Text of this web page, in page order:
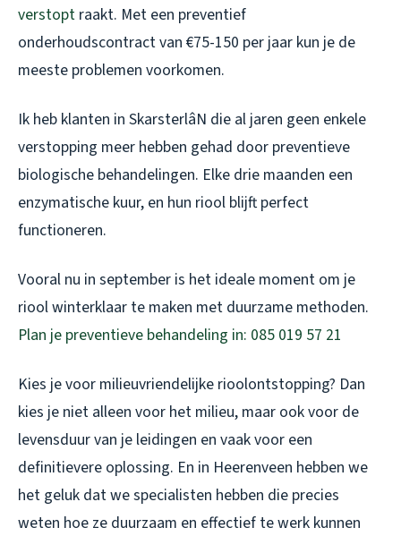
verstopt raakt. Met een preventief
onderhoudscontract van €75-150 per jaar kun je de
meeste problemen voorkomen.
Ik heb klanten in SkarsterlâN die al jaren geen enkele
verstopping meer hebben gehad door preventieve
biologische behandelingen. Elke drie maanden een
enzymatische kuur, en hun riool blijft perfect
functioneren.
Vooral nu in september is het ideale moment om je
riool winterklaar te maken met duurzame methoden.
Plan je preventieve behandeling in: 085 019 57 21
Kies je voor milieuvriendelijke rioolontstopping? Dan
kies je niet alleen voor het milieu, maar ook voor de
levensduur van je leidingen en vaak voor een
definitievere oplossing. En in Heerenveen hebben we
het geluk dat we specialisten hebben die precies
weten hoe ze duurzaam en effectief te werk kunnen